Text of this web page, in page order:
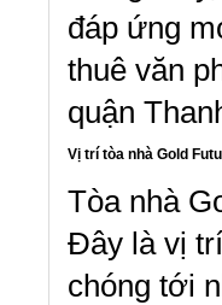
đáp ứng
thuê văn
quận
Vị trí tòa nhà Gold
Tòa nhà
Đây là vị
chóng tới